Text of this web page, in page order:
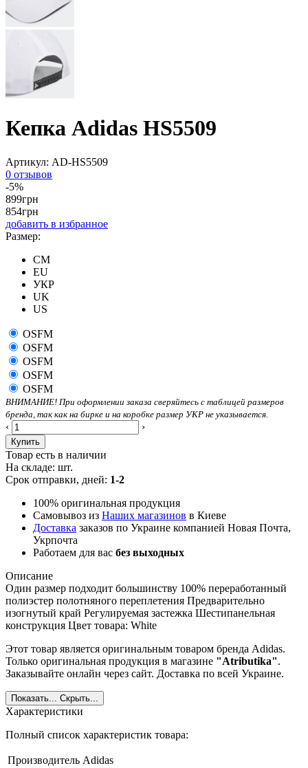
Кепка Adidas HS5509
Артикул: AD-HS5509
0 отзывов
-5%
899грн
854грн
добавить в избранное
Размер:
CM
EU
УКР
UK
US
OSFM
OSFM
OSFM
OSFM
OSFM
ВНИМАНИЕ! При оформлении заказа сверяйтесь с таблицей размеров
бренда, так как на бирке и на коробке размер УКР не указывается.
‹ ›
Купить
Товар есть в наличии
На складе: шт.
Срок отправки, дней: 1-2
100% оригинальная продукция
Самовывоз из Наших магазинов в Киеве
Доставка заказов по Украине компанией Новая Почта,
Укрпочта
Работаем для вас без выходных
Описание
Один размер подходит большинству 100% переработанный
полиэстер полотняного переплетения Предварительно
изогнутый край Регулируемая застежка Шестипанельная
конструкция Цвет товара: White
Этот товар является оригинальным товаром бренда Adidas.
Только оригинальная продукция в магазине "Atributika".
Заказывайте онлайн через сайт. Доставка по всей Украине.
Показать... Скрыть...
Характеристики
Полный список характеристик товара:
Производитель Adidas